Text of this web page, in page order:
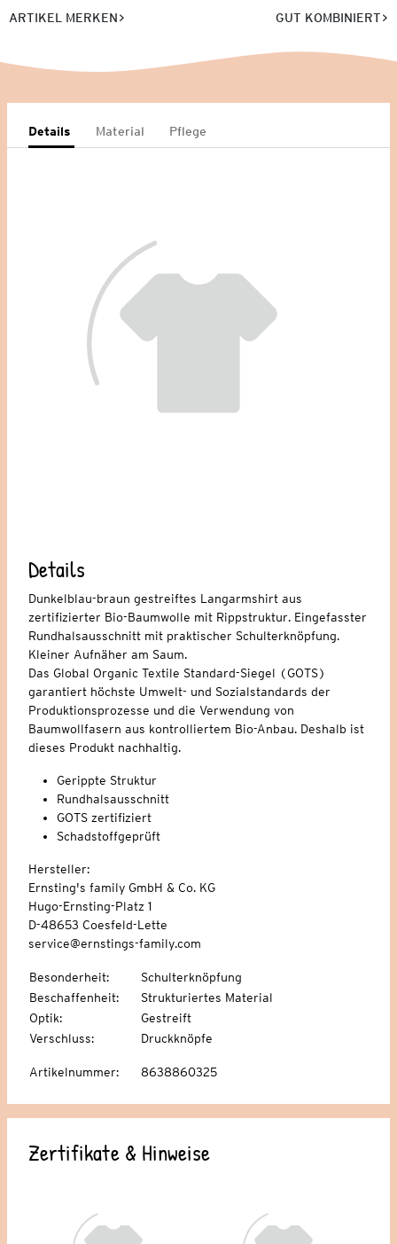
ARTIKEL MERKEN GUT KOMBINIERT
Details Material Pflege
Details
Dunkelblau-braun gestreiftes Langarmshirt aus
zertifizierter Bio-Baumwolle mit Rippstruktur. Eingefasster
Rundhalsausschnitt mit praktischer Schulterknöpfung.
Kleiner Aufnäher am Saum.
Das Global Organic Textile Standard-Siegel (GOTS)
garantiert höchste Umwelt- und Sozialstandards der
Produktionsprozesse und die Verwendung von
Baumwollfasern aus kontrolliertem Bio-Anbau. Deshalb ist
dieses Produkt nachhaltig.
Gerippte Struktur
Rundhalsausschnitt
GOTS zertifiziert
Schadstoffgeprüft
Hersteller:
Ernsting's family GmbH & Co. KG
Hugo-Ernsting-Platz 1
D-48653 Coesfeld-Lette
service@ernstings-family.com
Besonderheit:
Schulterknöpfung
Beschaffenheit:
Strukturiertes Material
Optik:
Gestreift
Verschluss: Druckknöpfe
Artikelnummer: 8638860325
Zertifikate & Hinweise